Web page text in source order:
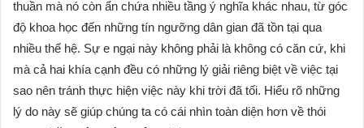
thuần mà nó còn ẩn chứa nhiều tầng ý nghĩa khác nhau, từ góc
độ khoa học đến những tín ngưỡng dân gian đã tồn tại qua
nhiều thế hệ. Sự e ngại này không phải là không có căn cứ, khi
mà cả hai khía cạnh đều có những lý giải riêng biệt về việc tại
sao nên tránh thực hiện việc này khi trời đã tối. Hiểu rõ những
lý do này sẽ giúp chúng ta có cái nhìn toàn diện hơn về thói